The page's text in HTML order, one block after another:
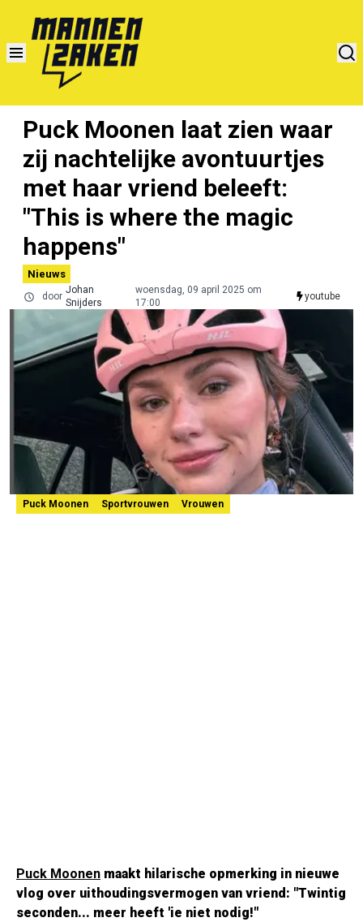
Puck Moonen laat zien waar
zij nachtelijke avontuurtjes
met haar vriend beleeft:
"This is where the magic
happens"
Nieuws
door
Johan
Snijders
woensdag, 09 april 2025 om
17:00
youtube
Puck Moonen Sportvrouwen Vrouwen
Puck Moonen maakt hilarische opmerking in nieuwe
vlog over uithoudingsvermogen van vriend: "Twintig
seconden... meer heeft 'ie niet nodig!"